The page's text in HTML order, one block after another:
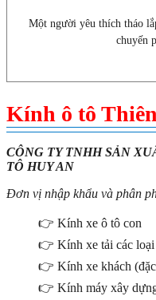
Một người yêu thích tháo
chuyến
Kính ô tô
CÔNG TY TNHH SẢN
TÔ HUY AN
Đơn vị nhập khẩu và phân
👉 Kính xe ô tô con
👉 Kính xe tải các loại
👉 Kính xe khách
👉 Kính máy xây